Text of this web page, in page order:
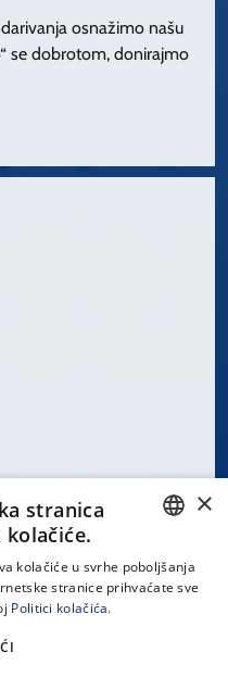
osnažimo našu
se dobrotom, donirajmo
CROATIAN
×
stranica
kolačiće u svrhe poboljšanja
stranice prihvaćate sve
Politici kolačića.